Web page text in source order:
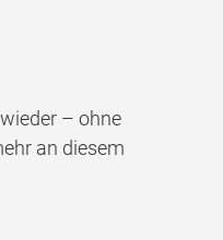
– ohne
an diesem